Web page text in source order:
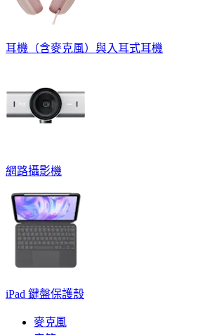
耳機（含麥克風）與入耳式耳機
網路攝影機
iPad 鍵盤保護殼
麥克風